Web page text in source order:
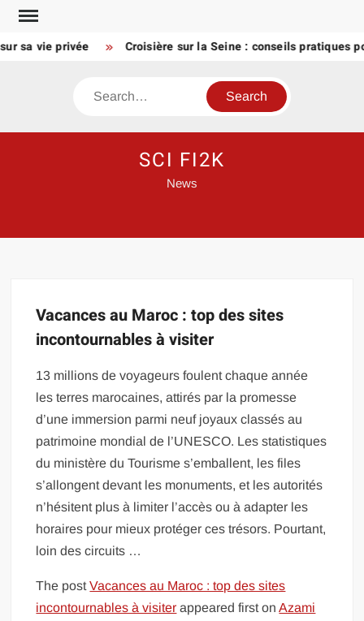
Skip
contentsa vie privée Croisière sur la Seine : conseils pratiques
Search
SCI FI2K
News
Vacances au Maroc : top des sites
incontournables à visiter
13 millions de voyageurs foulent chaque année
les terres marocaines, attirés par la promesse
d’une immersion parmi neuf joyaux classés au
patrimoine mondial de l’UNESCO. Les statistiques
du ministère du Tourisme s’emballent, les files
s’allongent devant les monuments, et les autorités
n’hésitent plus à limiter l’accès ou à adapter les
horaires pour mieux protéger ces trésors. Pourtant,
loin des circuits …
The postVacances au Maroc : top des sites
incontournables à visiter appeared first onAzami